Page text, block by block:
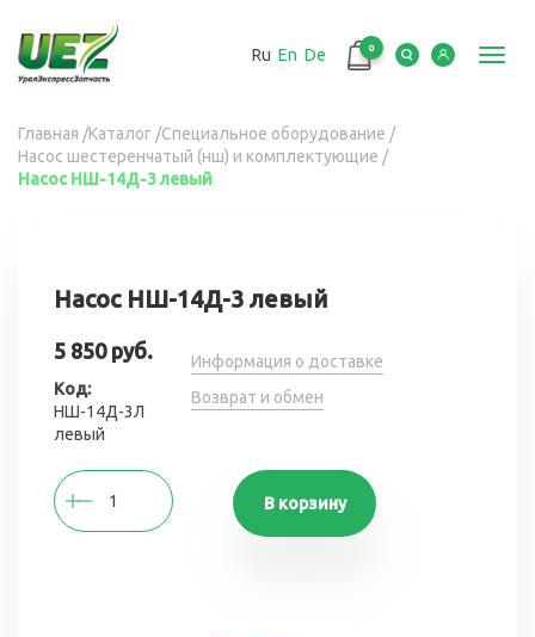
основному
содержанию
Ru En De 0
Вы
здесь
Главная /Каталог /Специальное оборудование /
Насос шестеренчатый (нш) и комплектующие /
Насос НШ-14Д-3 левый
Насос НШ-14Д-3 левый
5 850 руб.
Код:
НШ-14Д-3Л
левый
Информация о доставке
Возврат и обмен
В корзину